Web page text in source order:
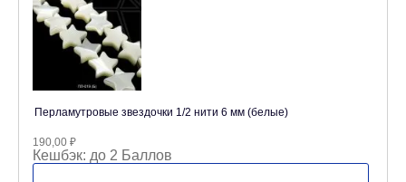
Перламутровые звездочки 1/2 нити 6 мм (белые)
190,00 ₽
Кешбэк: до 2 Баллов